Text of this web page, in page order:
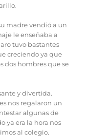
madre vendió a un
le enseñaba a
tuvo bastantes
creciendo ya que
dos hombres que se
y divertida.
nos regalaron un
algunas de
ya era la hora nos
al colegio.